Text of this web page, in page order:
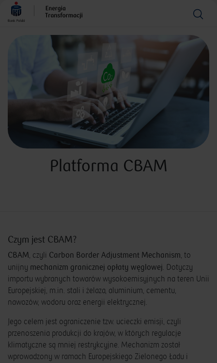
Platforma CBAM
Czym jest CBAM?
CBAM, czyli Carbon Border Adjustment Mechanism, to
unijny mechanizm granicznej opłaty węglowej. Dotyczy
importu wybranych towarów wysokoemisyjnych na teren Unii
Europejskiej, m.in. stali i żelaza, aluminium, cementu,
nawozów, wodoru oraz energii elektrycznej.
Jego celem jest ograniczenie tzw. ucieczki emisji, czyli
przenoszenia produkcji do krajów, w których regulacje
klimatyczne są mniej restrykcyjne. Mechanizm został
wprowadzony w ramach Europejskiego Zielonego Ładu i